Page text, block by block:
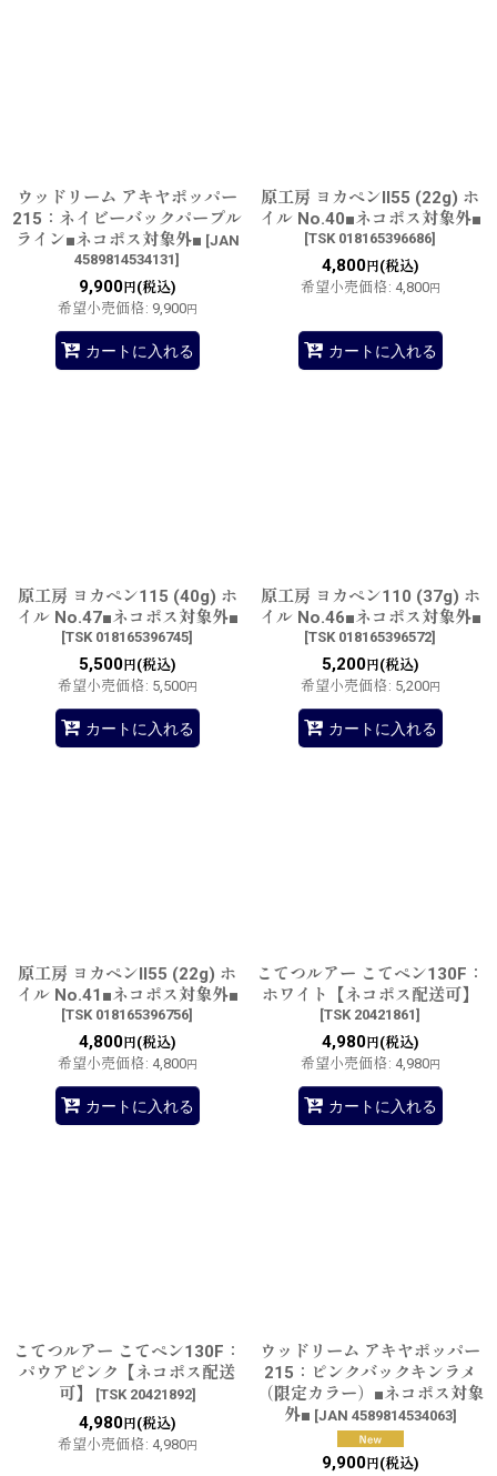
ウッドリーム アキヤポッパー
215：ネイビーバックパープル
ライン■ネコポス対象外■ [JAN
4589814534131]
9,900円(税込)
希望小売価格: 9,900円
カートに入れる
原工房 ヨカペンII55 (22g) ホ
イル No.40■ネコポス対象外■
[TSK 018165396686]
4,800円(税込)
希望小売価格: 4,800円
カートに入れる
原工房 ヨカペン115 (40g) ホ
イル No.47■ネコポス対象外■
[TSK 018165396745]
5,500円(税込)
希望小売価格: 5,500円
カートに入れる
原工房 ヨカペン110 (37g) ホ
イル No.46■ネコポス対象外■
[TSK 018165396572]
5,200円(税込)
希望小売価格: 5,200円
カートに入れる
原工房 ヨカペンII55 (22g) ホ
イル No.41■ネコポス対象外■
[TSK 018165396756]
4,800円(税込)
希望小売価格: 4,800円
カートに入れる
こてつルアー こてペン130F：
ホワイト【ネコポス配送可】
[TSK 20421861]
4,980円(税込)
希望小売価格: 4,980円
カートに入れる
こてつルアー こてペン130F：
パウアピンク【ネコポス配送
可】
[TSK 20421892]
4,980円(税込)
希望小売価格: 4,980円
ウッドリーム アキヤポッパー
215：ピンクバックキンラメ
（限定カラー）■ネコポス対象
外■ [JAN 4589814534063]
9,900円(税込)